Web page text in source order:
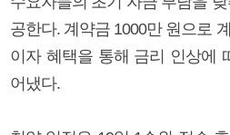
공한다. 계약금 1000만 원으로
이자 혜택을 통해 금리 인상에
어냈다.